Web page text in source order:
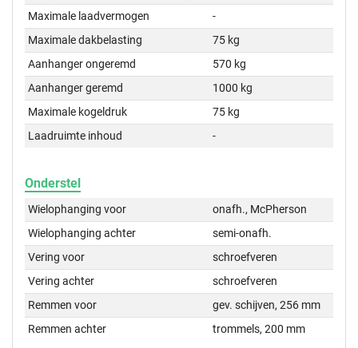
Maximale laadvermogen
-
Maximale dakbelasting
75 kg
Aanhanger ongeremd
570 kg
Aanhanger geremd
1000 kg
Maximale kogeldruk
75 kg
Laadruimte inhoud
-
Onderstel
Wielophanging voor
onafh., McPherson
Wielophanging achter
semi-onafh.
Vering voor
schroefveren
Vering achter
schroefveren
Remmen voor
gev. schijven, 256 mm
Remmen achter
trommels, 200 mm